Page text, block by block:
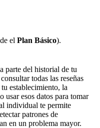
el Plan Básico).
parte del historial de tu
todas las reseñas
establecimiento, la
usar esos datos para tomar
individual te permite
patrones de
en un problema mayor.